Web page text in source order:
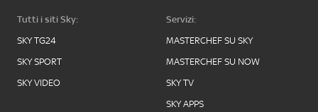
Tutti i siti Sky:
SKY TG24
SKY SPORT
SKY VIDEO
Servizi:
MASTERCHEF SU SKY
MASTERCHEF SU NOW
SKY TV
SKY APPS